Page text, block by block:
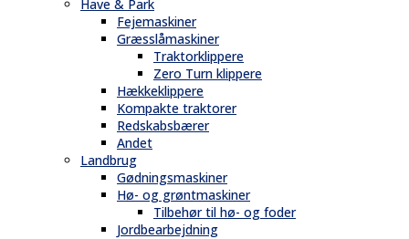
Have & Park
Fejemaskiner
Græsslåmaskiner
Traktorklippere
Zero Turn klippere
Hækkeklippere
Kompakte traktorer
Redskabsbærer
Andet
Landbrug
Gødningsmaskiner
Hø- og grøntmaskiner
Tilbehør til hø- og foder
Jordbearbejdning